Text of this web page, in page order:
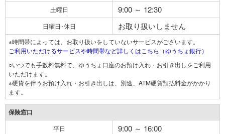
土曜日 9:00 ～ 12:30
日曜日･休日 お取り扱いしません
※時間帯によっては、お取り扱いをしていないサービスがございます。
ご利用いただけるサービスや時間帯など詳しくはこちら（ゆうちょ銀行）
○いつでも手数料無料で、ゆうちょ口座のお預け入れ・お引き出しをご利用
いただけます。
※硬貨を伴うお預け入れ・お引き出しは、別途、ATM硬貨預払料金がかかり
ます。
保険窓口
平日 9:00 ～ 16:00